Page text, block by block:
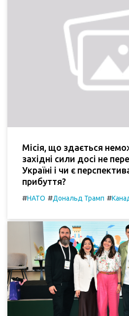
Місія, що здається
західні сили досі не
Україні і чи є
прибуття?
#НАТО #Дональд Трамп #